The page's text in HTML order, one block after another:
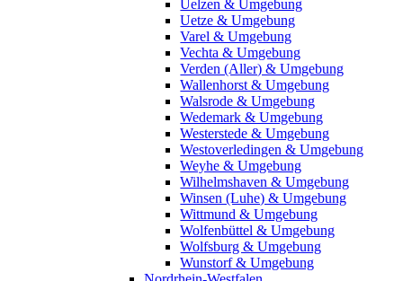
Uelzen & Umgebung
Uetze & Umgebung
Varel & Umgebung
Vechta & Umgebung
Verden (Aller) & Umgebung
Wallenhorst & Umgebung
Walsrode & Umgebung
Wedemark & Umgebung
Westerstede & Umgebung
Westoverledingen & Umgebung
Weyhe & Umgebung
Wilhelmshaven & Umgebung
Winsen (Luhe) & Umgebung
Wittmund & Umgebung
Wolfenbüttel & Umgebung
Wolfsburg & Umgebung
Wunstorf & Umgebung